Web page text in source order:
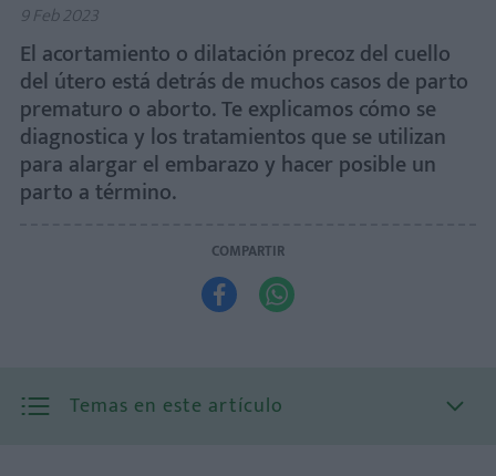
9 Feb 2023
El acortamiento o dilatación precoz del cuello
del útero está detrás de muchos casos de parto
prematuro o aborto. Te explicamos cómo se
diagnostica y los tratamientos que se utilizan
para alargar el embarazo y hacer posible un
parto a término.
COMPARTIR
 
Temas en este artículo